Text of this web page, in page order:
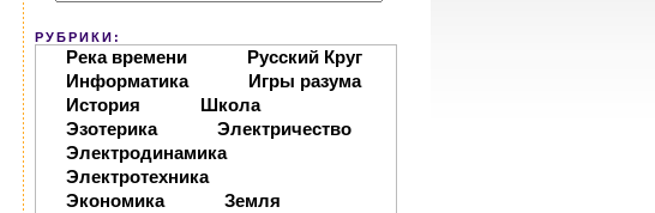
РУБРИКИ:
Река времени
Русский Круг
Информатика
Игры разума
История
Школа
Эзотерика
Электричество
Электродинамика
Электротехника
Экономика
Земля